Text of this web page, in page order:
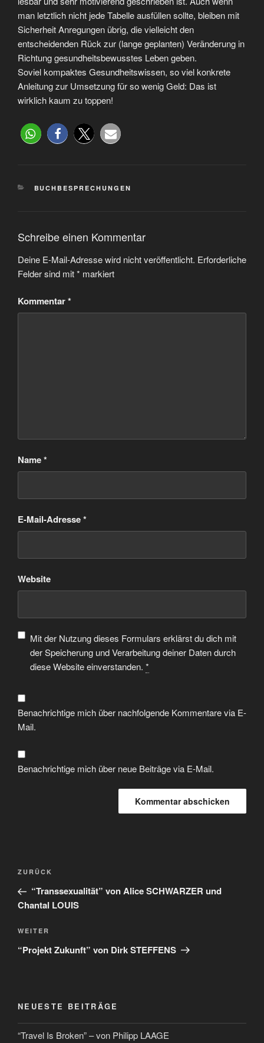
man letztlich nicht jede Tabelle ausfüllen sollte, bleiben mit
Sicherheit Anregungen übrig, die vielleicht den
entscheidenden Rück zur (lange geplanten) Veränderung in
Richtung gesundheitsbewusstes Leben geben.
Soviel kompaktes Gesundheitswissen, so viel konkrete
Anleitung zur Umsetzung für so wenig Geld: Das ist
wirklich kaum zu toppen!
BUCHBESPRECHUNGEN
Schreibe einen Kommentar
Deine E-Mail-Adresse wird nicht veröffentlicht. Erforderliche
Felder sind mit* markiert
Kommentar*
Name*
E-Mail-Adresse*
Website
Mit der Nutzung dieses Formulars erklärst du dich mit
der Speicherung und Verarbeitung deiner Daten durch
diese Website einverstanden. *
Benachrichtige mich über nachfolgende Kommentare via E-
Mail.
Benachrichtige mich über neue Beiträge via E-Mail.
ZURÜCK
“Transsexualität” von Alice SCHWARZER und
Chantal LOUIS
WEITER
“Projekt Zukunft” von Dirk STEFFENS
NEUESTE BEITRÄGE
“Travel Is Broken” – von Philipp LAAGE